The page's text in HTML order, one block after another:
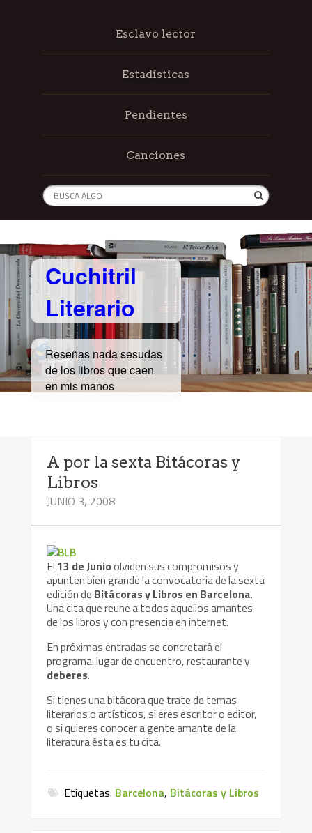
Esclavo lector
Estadísticas
Pendientes
Canciones
Cuchitril
Literario
Reseñas nada sesudas
de los libros que caen
en mis manos
A por la sexta Bitácoras y
Libros
JUNIO 3, 2008
El 13 de Junioolviden sus compromisos y
apunten bien grande la convocatoria de la sexta
edición de Bitácoras y Libros en Barcelona.
Una cita que reune a todos aquellos amantes
de los libros y con presencia en internet.
En próximas entradas se concretará el
programa: lugar de encuentro, restaurante y
deberes.
Si tienes una bitácora que trate de temas
literarios o artísticos, si eres escritor o editor,
o si quieres conocer a gente amante de la
literatura ésta es tu cita.
Etiquetas: Barcelona, Bitácoras y Libros